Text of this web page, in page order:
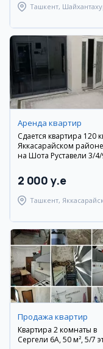
Ташкент,
Аренда квартир
Сдается квартира 120
Яккасарайском
на Шота Руставели 3/
2 000 y.e
Ташкент,
Продажа квартир
Квартира 2 комнаты в
Сергели 6А, 50 м², 5/7